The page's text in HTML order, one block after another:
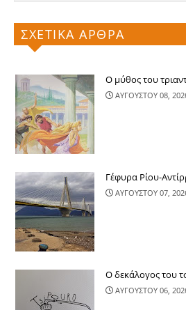
ΣΧΕΤΙΚΑ ΑΡΘΡΑ
Ο μύθος του
ΑΥΓΟΥΣΤΟΥ 08,
Γέφυρα Ρίου-
ΑΥΓΟΥΣΤΟΥ 07,
Ο δεκάλογος του
ΑΥΓΟΥΣΤΟΥ 06,